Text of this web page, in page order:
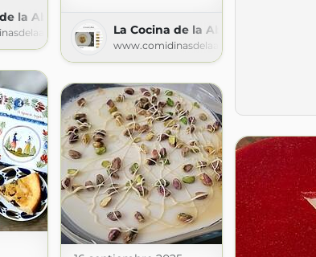
la Abuela
La Cocina de la Abuela
www.comidinasdelaabuela.com